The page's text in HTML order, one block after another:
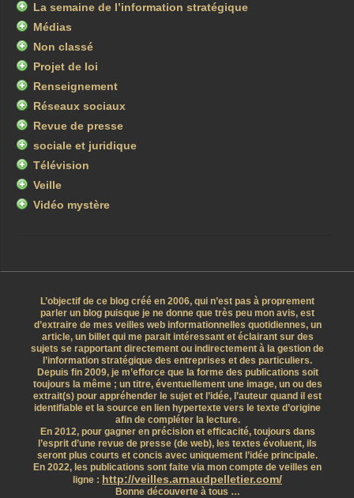
La semaine de l’information stratégique
Médias
Non classé
Projet de loi
Renseignement
Réseaux sociaux
Revue de presse
sociale et juridique
Télévision
Veille
Vidéo mystère
L’objectif de ce blog créé en 2006, qui n’est pas à proprement
parler un blog puisque je ne donne que très peu mon avis, est
d’extraire de mes veilles web informationnelles quotidiennes, un
article, un billet qui me parait intéressant et éclairant sur des
sujets se rapportant directement ou indirectement à la gestion de
l’information stratégique des entreprises et des particuliers.
Depuis fin 2009, je m’efforce que la forme des publications soit
toujours la même ; un titre, éventuellement une image, un ou des
extrait(s) pour appréhender le sujet et l’idée, l’auteur quand il est
identifiable et la source en lien hypertexte vers le texte d’origine
afin de compléter la lecture.
En 2012, pour gagner en précision et efficacité, toujours dans
l’esprit d’une revue de presse (de web), les textes évoluent, ils
seront plus courts et concis avec uniquement l’idée principale.
En 2022, les publications sont faite via mon compte de veilles en
ligne : http://veilles.arnaudpelletier.com/
Bonne découverte à tous …